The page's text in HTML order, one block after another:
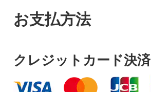
お支払方法
クレジットカード決済